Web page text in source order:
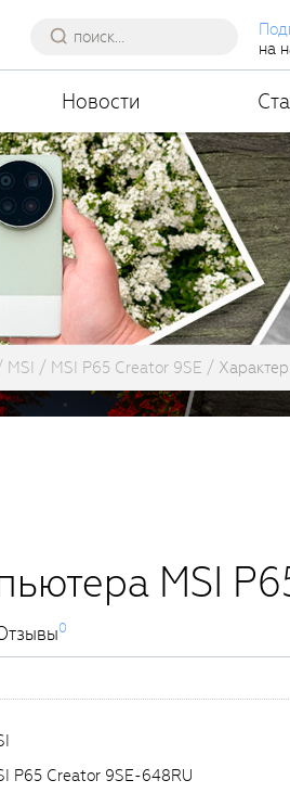
на
Новости
MSI MSI P65 Creator 9SE
MSI
0
P65 Creator 9SE-648RU